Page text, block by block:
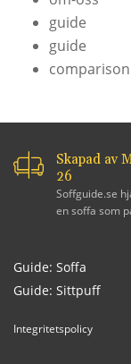
guide
guide
comparison
Skapad av
26
Soffguide.se
en soffa som
Guide: Soffa
Guide: Sittpuff
Integritetspolicy